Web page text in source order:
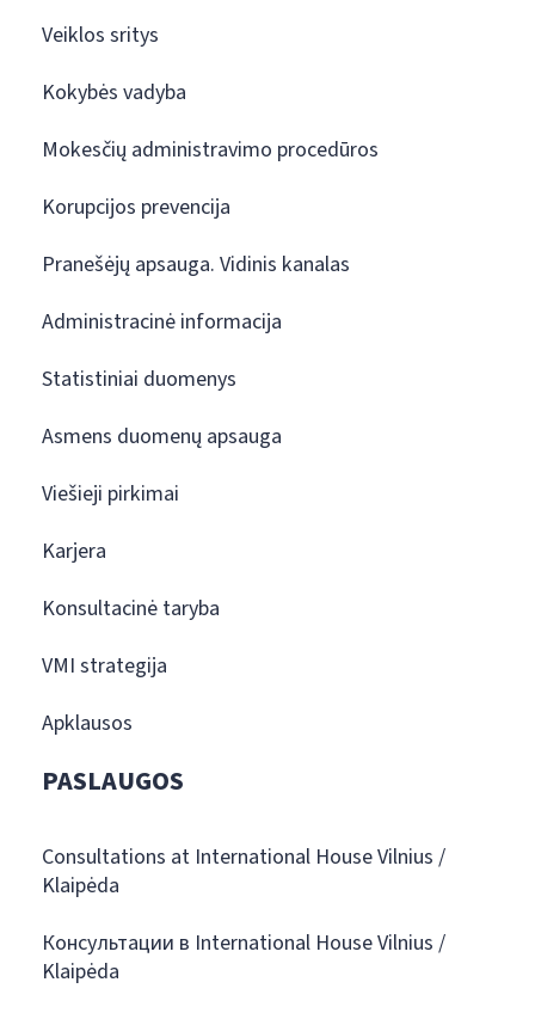
Veiklos sritys
Kokybės vadyba
Mokesčių administravimo procedūros
Korupcijos prevencija
Pranešėjų apsauga. Vidinis kanalas
Administracinė informacija
Statistiniai duomenys
Asmens duomenų apsauga
Viešieji pirkimai
Karjera
Konsultacinė taryba
VMI strategija
Apklausos
PASLAUGOS
Consultations at International House Vilnius /
Klaipėda
Консультации в International House Vilnius /
Klaipėda